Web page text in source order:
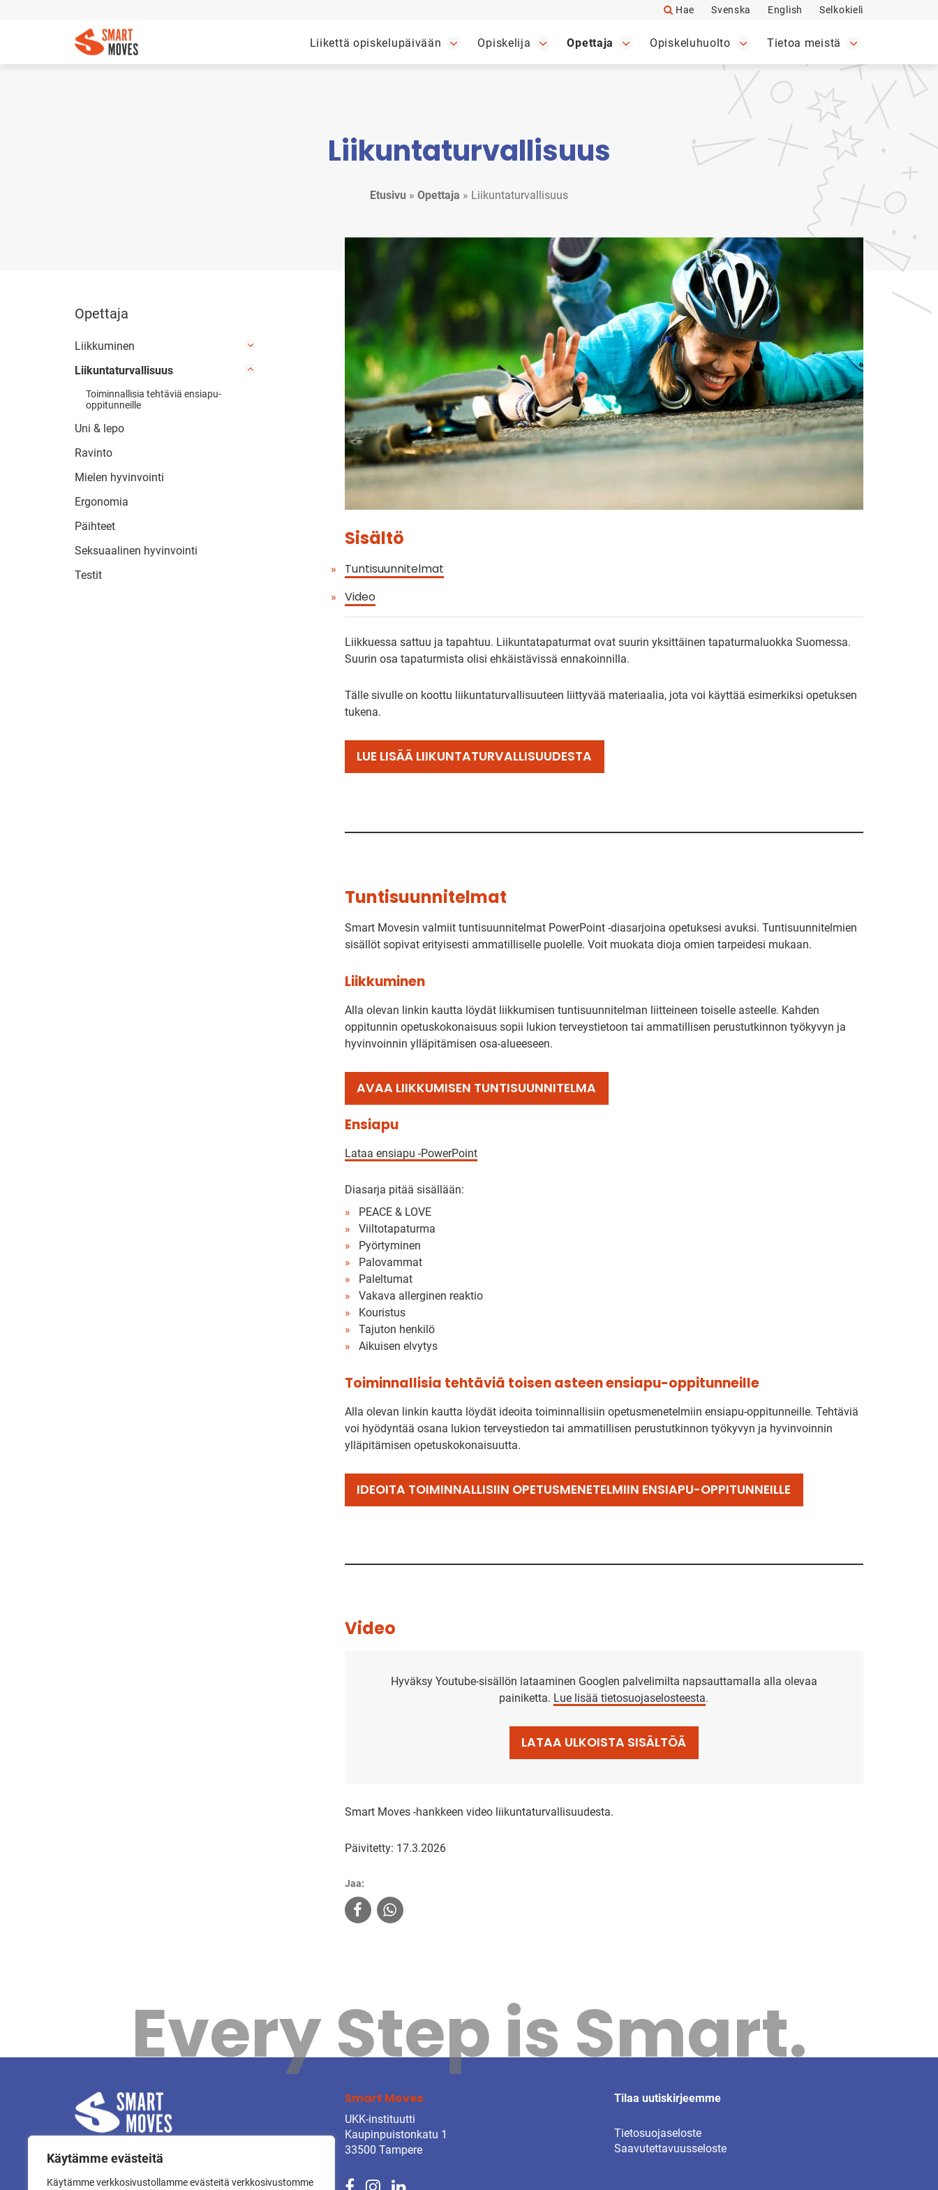
Käytämme evästeitä
Käytämme verkkosivustollamme evästeitä verkkosivustomme
Hae Svenska English Selkokieli
Liikettä opiskelupäivään Opiskelija Opettaja Opiskeluhuolto Tietoa meistä
Liikuntaturvallisuus
Etusivu » Opettaja » Liikuntaturvallisuus
Opettaja
Liikkuminen
Liikuntaturvallisuus
Toiminnallisia tehtäviä ensiapu-
oppitunneille
Uni & lepo
Ravinto
Mielen hyvinvointi
Ergonomia
Päihteet
Seksuaalinen hyvinvointi
Testit
Sisältö
Tuntisuunnitelmat
Video
Liikkuessa sattuu ja tapahtuu. Liikuntatapaturmat ovat suurin yksittäinen tapaturmaluokka Suomessa.
Suurin osa tapaturmista olisi ehkäistävissä ennakoinnilla.
Tälle sivulle on koottu liikuntaturvallisuuteen liittyvää materiaalia, jota voi käyttää esimerkiksi opetuksen
tukena.
LUE LISÄÄ LIIKUNTATURVALLISUUDESTA
Tuntisuunnitelmat
Smart Movesin valmiit tuntisuunnitelmat PowerPoint -diasarjoina opetuksesi avuksi. Tuntisuunnitelmien
sisällöt sopivat erityisesti ammatilliselle puolelle. Voit muokata dioja omien tarpeidesi mukaan.
Liikkuminen
Alla olevan linkin kautta löydät liikkumisen tuntisuunnitelman liitteineen toiselle asteelle. Kahden
oppitunnin opetuskokonaisuus sopii lukion terveystietoon tai ammatillisen perustutkinnon työkyvyn ja
hyvinvoinnin ylläpitämisen osa-alueeseen.
AVAA LIIKKUMISEN TUNTISUUNNITELMA
Ensiapu
Lataa ensiapu -PowerPoint
Diasarja pitää sisällään:
PEACE & LOVE
Viiltotapaturma
Pyörtyminen
Palovammat
Paleltumat
Vakava allerginen reaktio
Kouristus
Tajuton henkilö
Aikuisen elvytys
Toiminnallisia tehtäviä toisen asteen ensiapu-oppitunneille
Alla olevan linkin kautta löydät ideoita toiminnallisiin opetusmenetelmiin ensiapu-oppitunneille. Tehtäviä
voi hyödyntää osana lukion terveystiedon tai ammatillisen perustutkinnon työkyvyn ja hyvinvoinnin
ylläpitämisen opetuskokonaisuutta.
IDEOITA TOIMINNALLISIIN OPETUSMENETELMIIN ENSIAPU-OPPITUNNEILLE
Video
Hyväksy Youtube-sisällön lataaminen Googlen palvelimilta napsauttamalla alla olevaa
painiketta. Lue lisää tietosuojaselosteesta.
LATAA ULKOISTA SISÄLTÖÄ
Smart Moves -hankkeen video liikuntaturvallisuudesta.
Päivitetty: 17.3.2026
Jaa:
Every Step is Smart.
Smart Moves
UKK-instituutti
Kaupinpuistonkatu 1
33500 Tampere
Tilaa uutiskirjeemme
Tietosuojaseloste
Saavutettavuusseloste